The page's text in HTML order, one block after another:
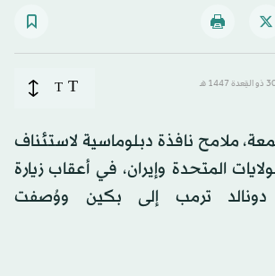
T
T
ملامح نافذة دبلوماسية لاستئناف
المتحدة وإيران، في أعقاب زيارة
دونالد ترمب إلى بكين ووُصفت